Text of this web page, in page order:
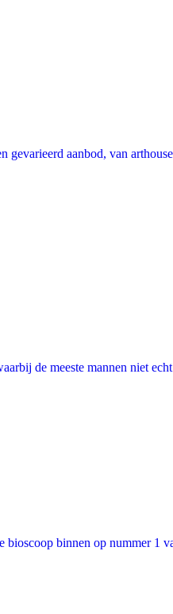
gevarieerd aanbod, van
de meeste mannen niet
binnen op nummer